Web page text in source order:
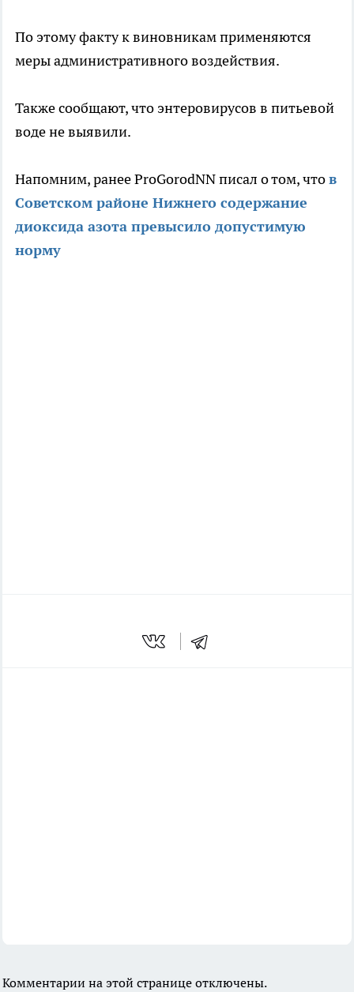
По этому факту к виновникам применяются
меры административного воздействия.
Также сообщают, что энтеровирусов в питьевой
воде не выявили.
Напомним, ранее ProGorodNN писал о том, чтов
Советском районе Нижнего содержание
диоксида азота превысило допустимую
норму
Комментарии на этой странице отключены.